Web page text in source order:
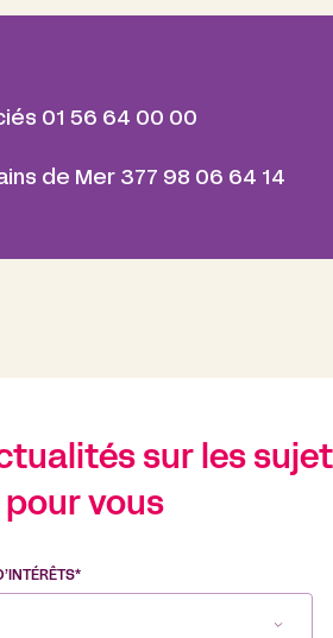
01 56 64 00 00
de Mer 377 98 06 64 14
sur les
vous